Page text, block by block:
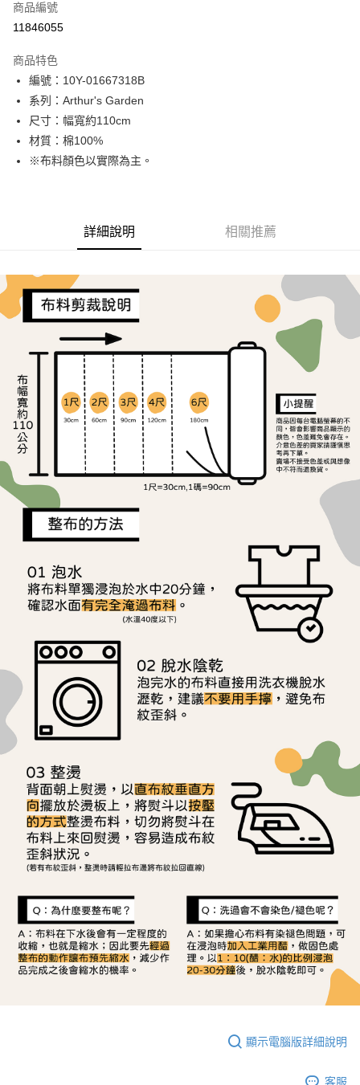
超商取貨付款
Apple Pay
街口支付
Google Pay
AFTEE先享後付
１．簡單：不需註冊會員、不需綁卡、不需儲值。
３．安心：先確認商品／服務後，再付款。
【「AFTEE先享後付」結帳流程】
１．於結帳方式選擇「AFTEE先享後付」後，將跳轉至「AFTEE先享後付」
結帳頁面，進行簡訊認證並確認金額後，即可完成結帳。
２．訂單成立數日內，您將收到繳費通知簡訊。
３．收到繳費通知簡訊後14天內，點擊此簡訊中的連結，可透過四大超商／
ATM／網路銀行／等多元方式進行付款，方視為交易完成。
※ 請注意：結帳手續完成當下不需立刻繳費，但若您需要取消訂單，請聯絡
購買商品的店家。未經商家同意取消之訂單仍視為有效，需透過AFTEE先享
後付繳納相關費用。
※ 交易是否成功請以「AFTEE先享後付 」之結帳頁面顯示為準，若有關於
是否繳費成功／繳費後需取消欲退款等相關疑問，請聯繫「AFTEE先享後付
客戶支援中心」 https://netprotections.freshdesk.com/support/home
【注意事項】
１．透過由恩沛科技股份有限公司提供之「AFTEE先享後付」服務完成之交
易，需依本服務之必要範圍內提供個人資料，並將交易相關給付款項請求債
權轉讓予恩沛科技股份有限公司。
https://aftee.tw/terms/#terms3
３．未成年的使用者請事先徵得法定代理人或監護人之同意方可使用
「AFTEE先享後付」，若未經同意申辦者引起之損失，本公司不負相關責
任。
４．使用「AFTEE先享後付」時，將依據個別帳號之用戶狀況，依本公司即
時審查核予不同之上限額度；若仍有額度不足之情形，本公司將視審查結果
請求用戶進行身份認證。
５．嚴禁一人註冊多個帳號或使用他人資訊註冊。若發現惡意使用之情形，
恩沛科技股份有限公司將有權停止該用戶之使用額度並採取法律行動。
全家取貨付款
每筆NT$65，滿NT$1,500(含以上)免運費
每筆NT$65，滿NT$1,500(含以上)免運費
宅配
每筆NT$150，滿NT$1,500(含以上)免運費
離島宅配
每筆NT$240
商品編號
11846055
商品特色
編號：10Y-01667318B
系列：Arthur's Garden
尺寸：幅寬約110cm
材質：棉100%
※布料顏色以實際為主。
詳細說明 相關推薦
顯示電腦版詳細說明
客服